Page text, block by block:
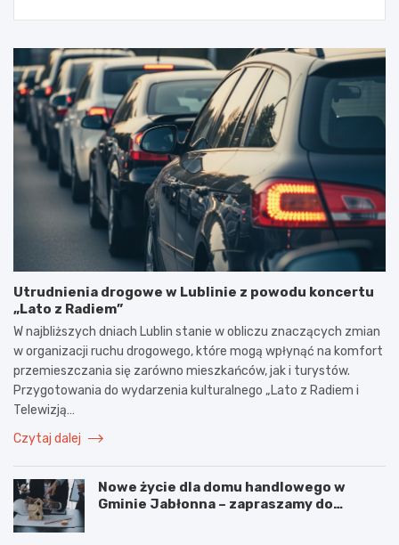
Utrudnienia drogowe w Lublinie z powodu koncertu
„Lato z Radiem”
W najbliższych dniach Lublin stanie w obliczu znaczących zmian
w organizacji ruchu drogowego, które mogą wpłynąć na komfort
przemieszczania się zarówno mieszkańców, jak i turystów.
Przygotowania do wydarzenia kulturalnego „Lato z Radiem i
Telewizją…
Czytaj dalej
Nowe życie dla domu handlowego w
Gminie Jabłonna – zapraszamy do